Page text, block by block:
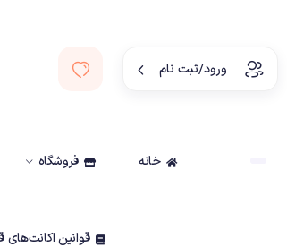
ورود/ثبت نام
خانه فروشگاه
قوانین اکانت‌های